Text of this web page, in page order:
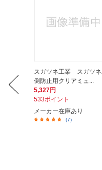
スガツネ工業 スガツ
倒防止用クリアミュ...
5,327円
533ポイント
メーカー在庫あり
(7)